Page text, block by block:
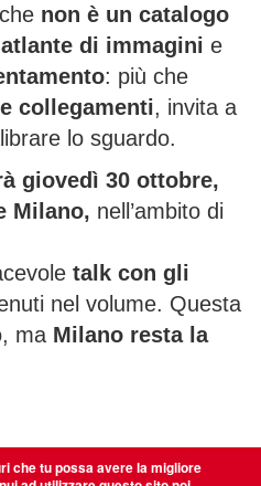
non è un catalogo
atlante di immagini e
: più che
collegamenti, invita a
lo sguardo.
giovedì 30 ottobre,
Milano, nell’ambito di
talk con gli
nel volume. Questa
ma Milano resta la
che tu possa avere la migliore